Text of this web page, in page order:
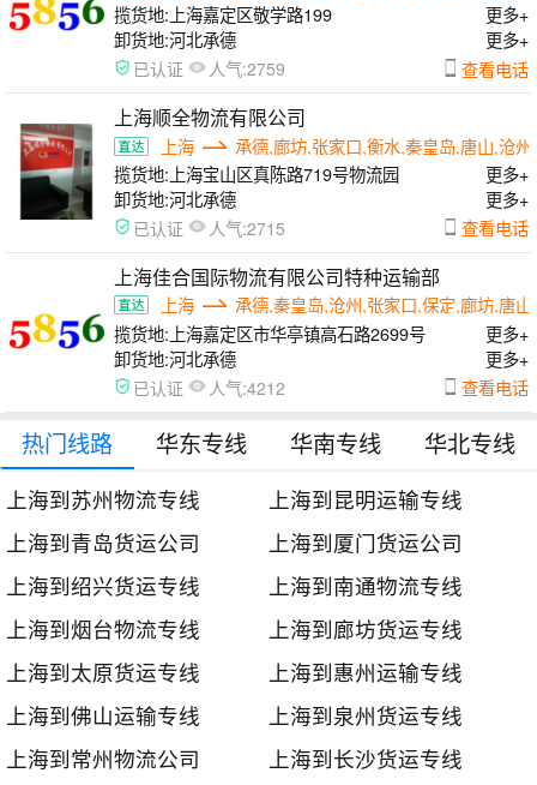
揽货地: 上海嘉定区敬学路199
更多+
卸货地:河北承德 更多+
已认证 人气:2759 查看电话
上海顺全物流有限公司
上海
承德,廊坊,张家口,衡水,秦皇岛,唐山,沧州
揽货地: 上海宝山区真陈路719号物流园
更多+
卸货地:河北承德 更多+
已认证 人气:2715 查看电话
上海佳合国际物流有限公司特种运输部
上海
承德,秦皇岛,沧州,张家口,保定,廊坊,唐山
揽货地: 上海嘉定区市华亭镇高石路2699号
更多+
卸货地:河北承德 更多+
已认证 人气:4212 查看电话
热门线路 华东专线 华南专线 华北专线
上海到苏州物流专线
上海到昆明运输专线
上海到青岛货运公司
上海到厦门货运公司
上海到绍兴货运专线
上海到南通物流专线
上海到烟台物流专线
上海到廊坊货运专线
上海到太原货运专线
上海到惠州运输专线
上海到佛山运输专线
上海到泉州货运专线
上海到常州物流公司
上海到长沙货运专线